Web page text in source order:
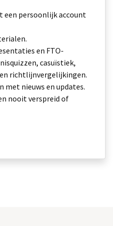
een persoonlijk account
en FTO-
casuïstiek,
richtlijnvergelijkingen.
met nieuws en updates.
nooit verspreid of